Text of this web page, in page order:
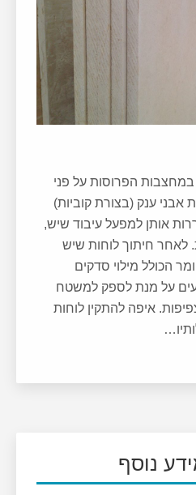
הפרוסות על פני
אבני ענק (בצורת קוביות)
אותן למפעל עיבוד שיש,
לאחר חיתוך לוחות שיש
הכולל מילוי סדקים
על מנת לספק למשטח
איפה להתקין לוחות
נוסף